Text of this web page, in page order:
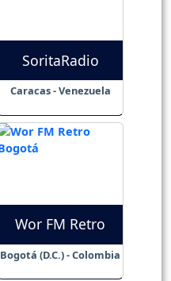
SoritaRadio
Caracas - Venezuela
Wor FM Retro
Bogotá (D.C.) - Colombia